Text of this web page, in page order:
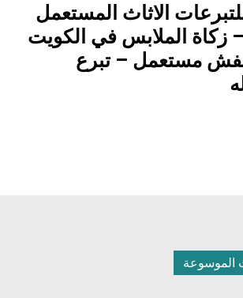
الاثاث المستعمل
22219990 – زكاة الملابس في الكويت
مستعمل – تبرع
الموسوعة